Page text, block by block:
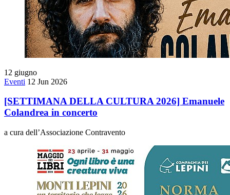
12 giugno
Eventi 12 Jun 2026
[SETTIMANA DELLA CULTURA 2026] Emanuele
Colandrea in concerto
a cura dell’Associazione Contravento